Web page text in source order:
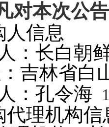
对本次公
人信息
：长白朝
吉林省白
：孔令海
代理机构信